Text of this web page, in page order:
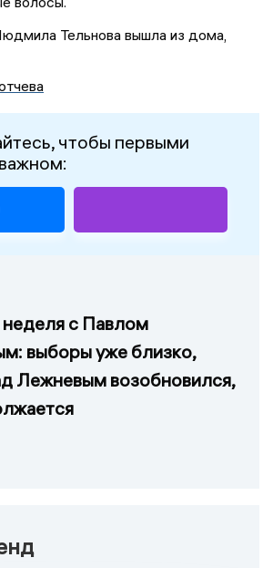
Тельнова вышла из дома,
чтобы первыми
с Павлом
выборы уже близко,
Лежневым возобновился,